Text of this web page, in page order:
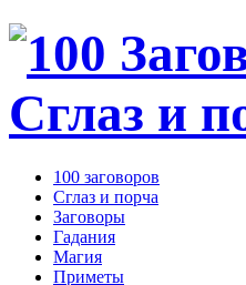
100 заговоров
Сглаз и порча
Заговоры
Гадания
Магия
Приметы